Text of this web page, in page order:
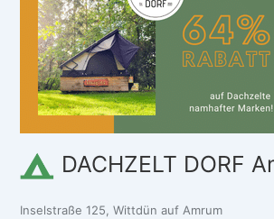
DACHZELT DORF
Inselstraße 125, Wittdün auf Amrum